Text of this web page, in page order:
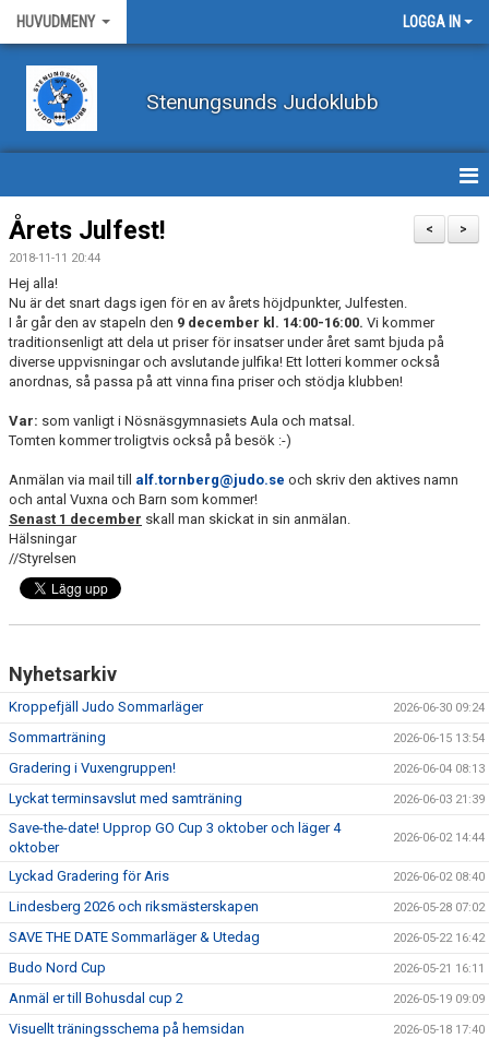
HUVUDMENY LOGGA IN
Stenungsunds Judoklubb
HEM
FÖRBUNDSNYHETER
BILDER
BÖRJA TRÄNA JUDO
>
<
Årets Julfest!
2018-11-11 20:44
Hej alla!
Nu är det snart dags igen för en av årets höjdpunkter, Julfesten.
I år går den av stapeln den 9 december kl. 14:00-16:00. Vi kommer
traditionsenligt att dela ut priser för insatser under året samt bjuda på
diverse uppvisningar och avslutande julfika! Ett lotteri kommer också
anordnas, så passa på att vinna fina priser och stödja klubben!
Var: som vanligt i Nösnäsgymnasiets Aula och matsal.
Tomten kommer troligtvis också på besök :-)
Anmälan via mail till alf.tornberg@judo.se och skriv den aktives namn
och antal Vuxna och Barn som kommer!
Senast 1 december skall man skickat in sin anmälan.
Hälsningar
//Styrelsen
Nyhetsarkiv
Kroppefjäll Judo Sommarläger 2026-06-30 09:24
Sommarträning 2026-06-15 13:54
Gradering i Vuxengruppen! 2026-06-04 08:13
Lyckat terminsavslut med samträning 2026-06-03 21:39
Save-the-date! Upprop GO Cup 3 oktober och läger 4
oktober
2026-06-02 14:44
Lyckad Gradering för Aris 2026-06-02 08:40
Lindesberg 2026 och riksmästerskapen 2026-05-28 07:02
SAVE THE DATE Sommarläger & Utedag 2026-05-22 16:42
Budo Nord Cup 2026-05-21 16:11
Anmäl er till Bohusdal cup 2 2026-05-19 09:09
Visuellt träningsschema på hemsidan 2026-05-18 17:40